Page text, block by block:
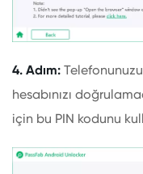
4. Adım:
hesabınızı
için bu PIN kodunu